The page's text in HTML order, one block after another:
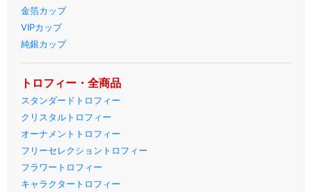
金箔カップ
VIPカップ
純銀カップ
トロフィー・全商品
スタンダードトロフィー
クリスタルトロフィー
オーナメントトロフィー
フリーセレクショントロフィー
フラワートロフィー
キャラクタートロフィー